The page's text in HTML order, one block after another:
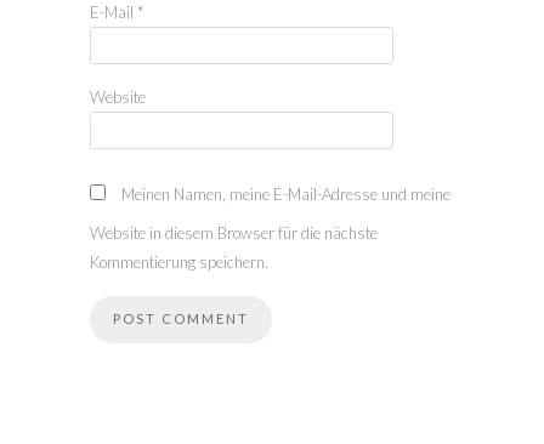
E-Mail *
Website
Meinen Namen, meine E-Mail-Adresse und meine
Website in diesem Browser für die nächste
Kommentierung speichern.